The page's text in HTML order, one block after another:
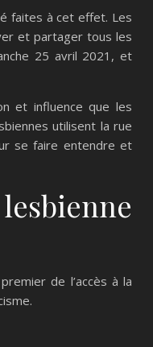
faites à cet effet. Les
et partager tous les
25 avril 2021, et
et influence que les
utilisent la rue
se faire entendre et
de l’accès à la